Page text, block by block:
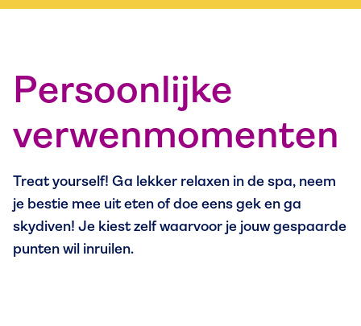
Persoonlijke
verwenmomenten
Treat yourself! Ga lekker relaxen in de spa, neem
je bestie mee uit eten of doe eens gek en ga
skydiven! Je kiest zelf waarvoor je jouw gespaarde
punten wil inruilen.